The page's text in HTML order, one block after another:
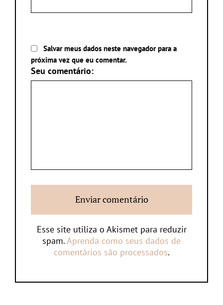
Salvar meus dados neste navegador para a
próxima vez que eu comentar.
Seu comentário:
Esse site utiliza o Akismet para reduzir
spam.Aprenda como seus dados de
comentários são processados.